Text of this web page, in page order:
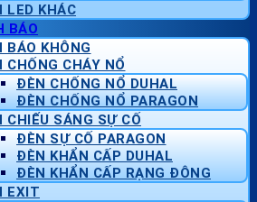
LED KHÁC
BÁO
BÁO KHÔNG
CHỐNG CHÁY NỔ
ĐÈN CHỐNG NỔ DUHAL
ĐÈN CHỐNG NỔ PARAGON
CHIẾU SÁNG SỰ CỐ
ĐÈN SỰ CỐ PARAGON
ĐÈN KHẨN CẤP DUHAL
ĐÈN KHẨN CẤP RẠNG ĐÔNG
EXIT